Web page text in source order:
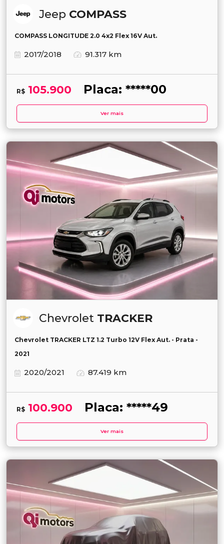
Jeep COMPASS
COMPASS LONGITUDE 2.0 4x2 Flex 16V Aut.
2017/2018 91.317 km
R$ 105.900 Placa: *****00
Ver mais
Chevrolet TRACKER
Chevrolet TRACKER LTZ 1.2 Turbo 12V Flex Aut. - Prata -
2021
2020/2021 87.419 km
R$ 100.900 Placa: *****49
Ver mais